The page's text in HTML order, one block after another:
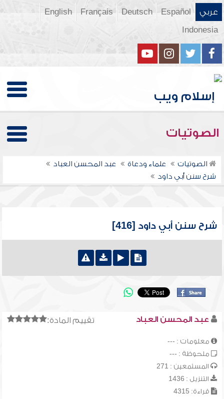
عربي Español
Deutsch
Français
English
Indonesia
الصوتيات
الصوتيات علماء ودعاة
عبد المحسن العباد
شرح سنن أبي داود
شرح سنن أبي داود [416]
تقييم المادة: عبد المحسن العباد
معلومات : ---
ملحوظة : ---
المستمعين : 271
التنزيل : 1436
قراءة: 4315